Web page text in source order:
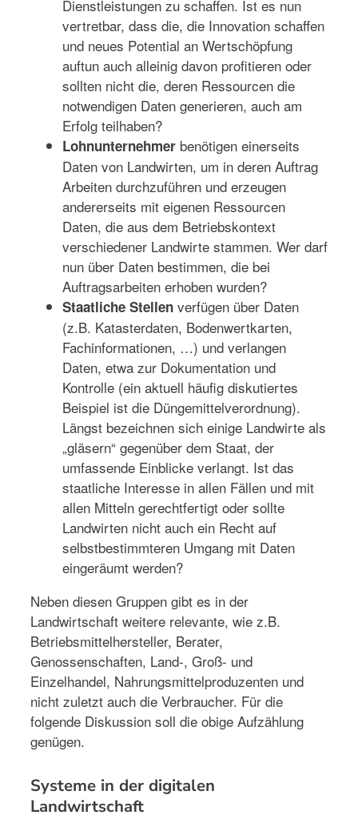
Dienstleistungen zu schaffen. Ist es nun
vertretbar, dass die, die Innovation schaffen
und neues Potential an Wertschöpfung
auftun auch alleinig davon profitieren oder
sollten nicht die, deren Ressourcen die
notwendigen Daten generieren, auch am
Erfolg teilhaben?
Lohnunternehmer benötigen einerseits
Daten von Landwirten, um in deren Auftrag
Arbeiten durchzuführen und erzeugen
andererseits mit eigenen Ressourcen
Daten, die aus dem Betriebskontext
verschiedener Landwirte stammen. Wer darf
nun über Daten bestimmen, die bei
Auftragsarbeiten erhoben wurden?
Staatliche Stellen verfügen über Daten
(z.B. Katasterdaten, Bodenwertkarten,
Fachinformationen, …) und verlangen
Daten, etwa zur Dokumentation und
Kontrolle (ein aktuell häufig diskutiertes
Beispiel ist die Düngemittelverordnung).
Längst bezeichnen sich einige Landwirte als
„gläsern“ gegenüber dem Staat, der
umfassende Einblicke verlangt. Ist das
staatliche Interesse in allen Fällen und mit
allen Mitteln gerechtfertigt oder sollte
Landwirten nicht auch ein Recht auf
selbstbestimmteren Umgang mit Daten
eingeräumt werden?
Neben diesen Gruppen gibt es in der
Landwirtschaft weitere relevante, wie z.B.
Betriebsmittelhersteller, Berater,
Genossenschaften, Land-, Groß- und
Einzelhandel, Nahrungsmittelproduzenten und
nicht zuletzt auch die Verbraucher. Für die
folgende Diskussion soll die obige Aufzählung
genügen.
Systeme in der digitalen
Landwirtschaft